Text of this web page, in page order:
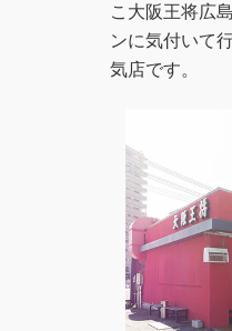
こ大阪王将広
ンに気付いて
気店です。